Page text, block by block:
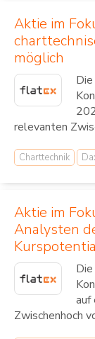
Aktie im
möglich
relevanten
Charttechnik
Aktie im
Analysten
auf
Zwischenhoch